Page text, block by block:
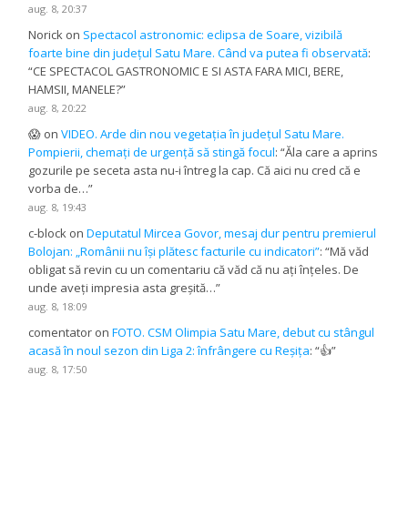
aug. 8, 20:37
Norick on Spectacol astronomic: eclipsa de Soare, vizibilă
foarte bine din județul Satu Mare. Când va putea fi observată:
“CE SPECTACOL GASTRONOMIC E SI ASTA FARA MICI, BERE,
HAMSII, MANELE?”
aug. 8, 20:22
😱 onVIDEO. Arde din nou vegetația în județul Satu Mare.
Pompierii, chemați de urgență să stingă focul: “Ăla care a aprins
gozurile pe seceta asta nu-i întreg la cap. Că aici nu cred că e
vorba de…”
aug. 8, 19:43
c-block onDeputatul Mircea Govor, mesaj dur pentru premierul
Bolojan: „Românii nu își plătesc facturile cu indicatori”: “Mă văd
obligat să revin cu un comentariu că văd că nu ați înțeles. De
unde aveți impresia asta greșită…”
aug. 8, 18:09
comentator onFOTO. CSM Olimpia Satu Mare, debut cu stângul
acasă în noul sezon din Liga 2: înfrângere cu Reșița: “👍”
aug. 8, 17:50